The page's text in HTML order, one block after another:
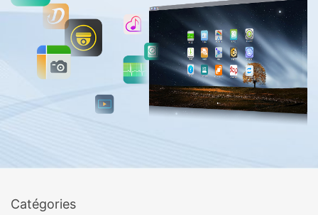
Catégories